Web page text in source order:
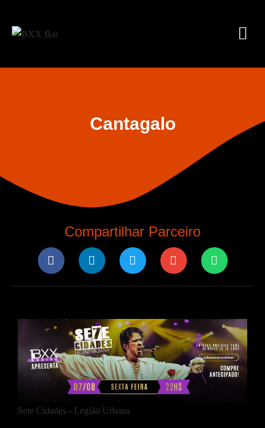
Cantagalo
Compartilhar Parceiro
Sete Cidades - Legião Urbana